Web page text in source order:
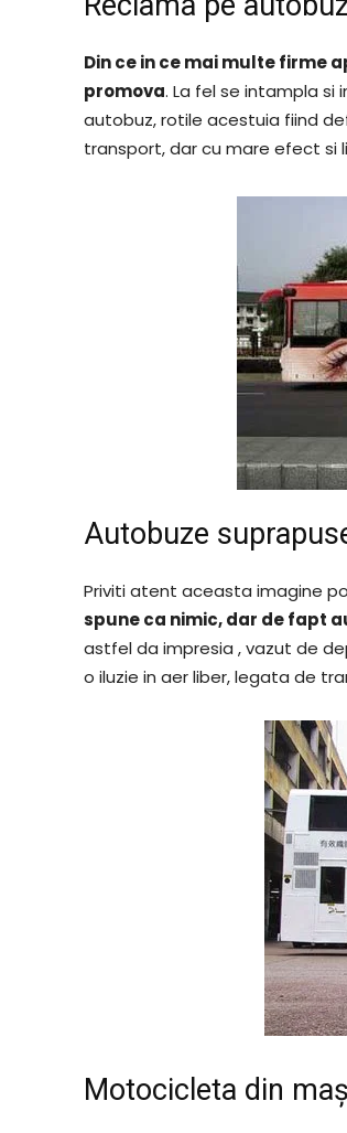
Din ce in ce mai multe firme
promova. La fel se intampla si
autobuz, rotile acestuia fiind
transport, dar cu mare efect si
Autobuze
Priviti atent aceasta imagine
spune ca nimic, dar de fapt
astfel da impresia , vazut de
o iluzie in aer liber, legata de
Motocicleta din